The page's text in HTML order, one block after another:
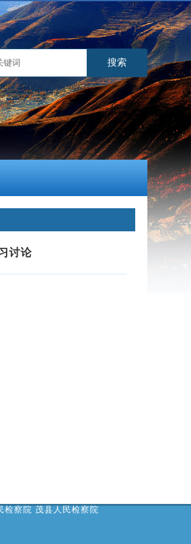
讨论
检察院 茂县人民检察院